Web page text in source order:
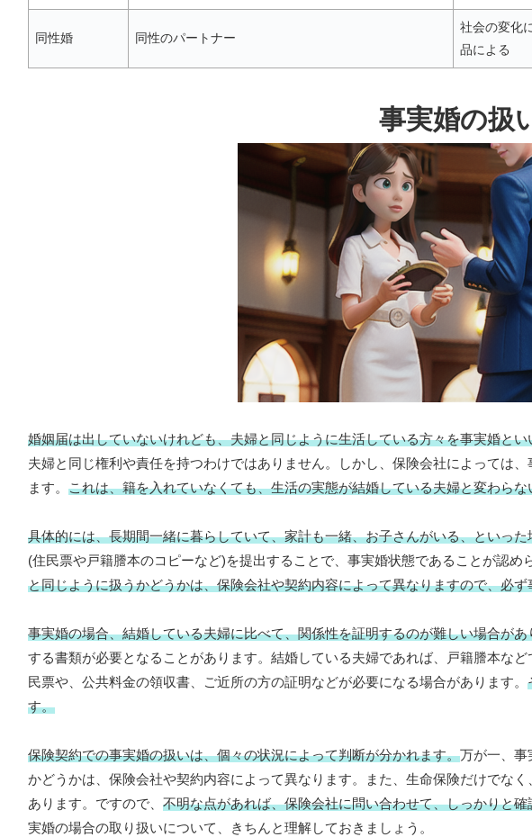
同性婚 同性のパートナー
社会の変化
品による
事実婚の扱
婚姻届は出していないけれども、夫婦と同じように生活している方々を事実婚とい
夫婦と同じ権利や責任を持つわけではありません。しかし、保険会社によっては
ます。 これは、籍を入れていなくても、生活の実態が結婚している夫婦と変わら
具体的には、長期間一緒に暮らしていて、家計も一緒、お子さんがいる、といっ
(住民票や戸籍謄本のコピーなど)を提出することで、事実婚状態であることが認め
と同じように扱うかどうかは、保険会社や契約内容によって異なりますので、必
事実婚の場合、結婚している夫婦に比べて、関係性を証明するのが難しい場合があ
する書類が必要となることがあります。結婚している夫婦であれば、戸籍謄本な
民票や、公共料金の領収書、ご近所の方の証明などが必要になる場合があります。
す。
保険契約での事実婚の扱いは、個々の状況によって判断が分かれます。万が一、事
かどうかは、保険会社や契約内容によって異なります。また、生命保険だけでな
あります。ですので、 不明な点があれば、保険会社に問い合わせて、しっかりと
実婚の場合の取り扱いについて、きちんと理解しておきましょう。